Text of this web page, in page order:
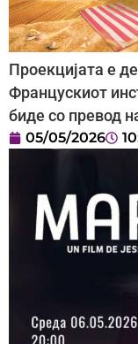
Проекцијата е
Францускиот
биде со превод
05/05/2026